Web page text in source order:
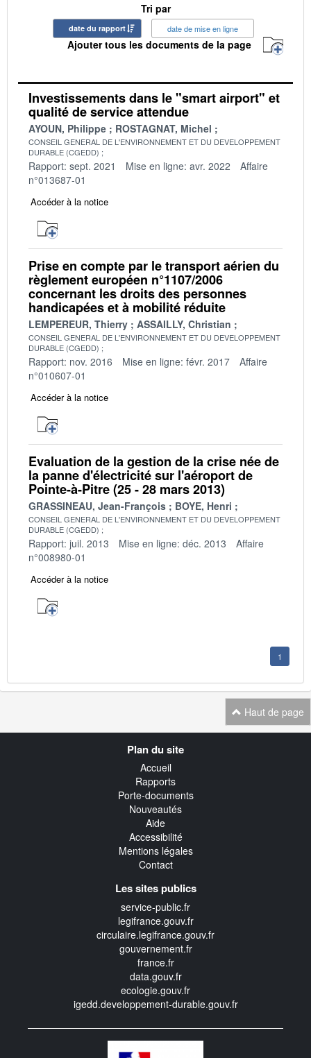
Tri par
date du rapport date de mise en ligne
Ajouter tous les documents de la page
Investissements dans le "smart airport" et
qualité de service attendue
AYOUN, Philippe ROSTAGNAT, Michel
CONSEIL GENERAL DE L'ENVIRONNEMENT ET DU DEVELOPPEMENT
DURABLE (CGEDD)
Rapport: sept. 2021 Mise en ligne: avr. 2022
Affaire
n°013687-01
Accéder à la notice
Prise en compte par le transport aérien du
règlement européen n°1107/2006
concernant les droits des personnes
handicapées et à mobilité réduite
LEMPEREUR, Thierry ASSAILLY, Christian
CONSEIL GENERAL DE L'ENVIRONNEMENT ET DU DEVELOPPEMENT
DURABLE (CGEDD)
Rapport: nov. 2016 Mise en ligne: févr. 2017
Affaire
n°010607-01
Accéder à la notice
Evaluation de la gestion de la crise née de
la panne d'électricité sur l'aéroport de
Pointe-à-Pitre (25 - 28 mars 2013)
GRASSINEAU, Jean-François BOYE, Henri
CONSEIL GENERAL DE L'ENVIRONNEMENT ET DU DEVELOPPEMENT
DURABLE (CGEDD)
Rapport: juil. 2013 Mise en ligne: déc. 2013
Affaire
n°008980-01
Accéder à la notice
1
Haut de page
Plan du site
Accueil
Rapports
Porte-documents
Nouveautés
Aide
Accessibilité
Mentions légales
Contact
Les sites publics
service-public.fr
legifrance.gouv.fr
circulaire.legifrance.gouv.fr
gouvernement.fr
france.fr
data.gouv.fr
ecologie.gouv.fr
igedd.developpement-durable.gouv.fr